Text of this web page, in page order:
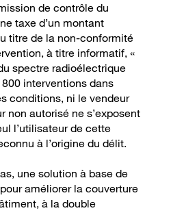
de contrôle du
taxe d’un montant
titre de la non-conformité
à titre informatif, «
spectre radioélectrique
interventions dans
conditions, ni le vendeur
non autorisé ne s’exposent
l’utilisateur de cette
à l’origine du délit.
une solution à base de
améliorer la couverture
à la double